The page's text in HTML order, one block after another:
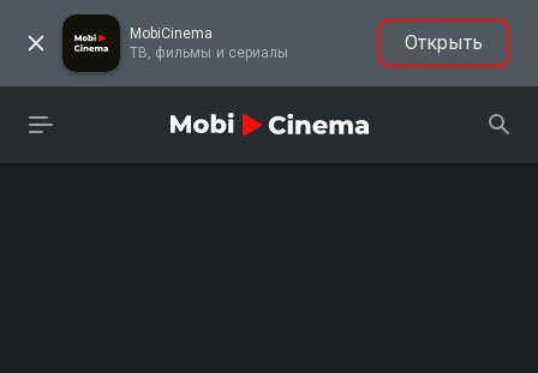
MobiCinema
ТВ, фильмы и сериалы
Открыть